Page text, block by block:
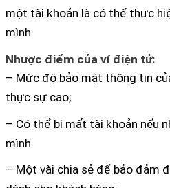
một tài khoản là có thể thưc
mình.
Nhược điểm của ví điện tử:
– Mức độ bảo mật thông tin
thực sự cao;
– Có thể bị mất tài khoản nếu
mình.
– Một vài chia sẻ để bảo đảm